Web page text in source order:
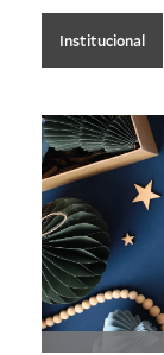
Institucional